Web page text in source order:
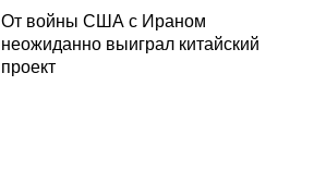
От войны США с Ираном
неожиданно выиграл китайский
проект